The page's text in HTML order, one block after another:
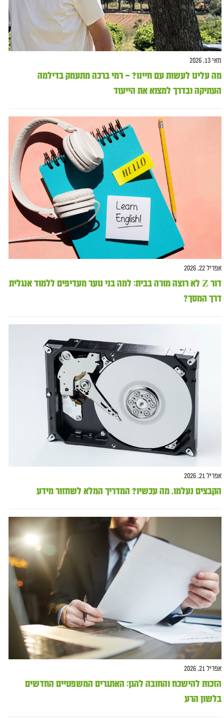
מאי 13, 2026
מה עלינו לעשות עם חיינו? – רמי ברכה מתעמק בדילמה
העתיקה ובדרך למצוא את הייעוד
אפריל 22, 2026
דור Z לא רוצה מורה בבית: למה בני נוער מעדיפים ללמוד אנגלית
דרך המסך?
אפריל 21, 2026
הקבצים נעלמו. מה עכשיו? המדריך המלא לשחזור מידע
אפריל 21, 2026
הזכות להישכח והחובה להגן: האתגרים המשפטיים החדשים
בלשון הרע